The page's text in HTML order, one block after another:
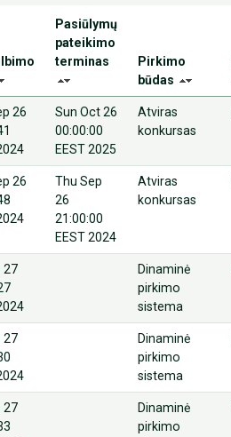
Pasiūlymų
pateikimo
terminas
Pirkimo
būdas
26
Sun Oct 26
00:00:00
EEST 2025
Atviras
konkursas
26
Thu Sep
26
21:00:00
EEST 2024
Atviras
konkursas
27
Dinaminė
pirkimo
sistema
27
Dinaminė
pirkimo
sistema
27
Dinaminė
pirkimo